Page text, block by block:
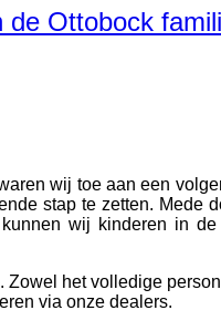
de Ottobock
wij toe aan een
stap te zetten. Mede
wij kinderen in
het volledige
via onze dealers.